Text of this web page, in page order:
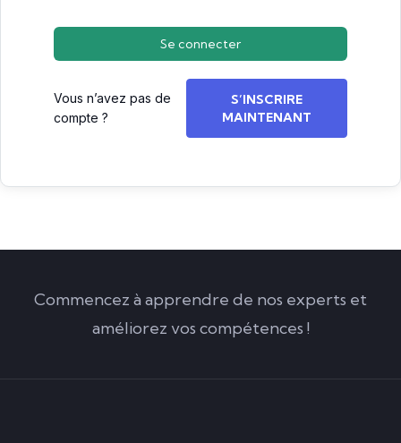
Se connecter
Vous n’avez pas de
compte ?
S’INSCRIRE
MAINTENANT
Commencez à apprendre de nos experts et
améliorez vos compétences !